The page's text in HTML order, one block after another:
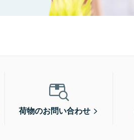
荷物のお問い合わせ